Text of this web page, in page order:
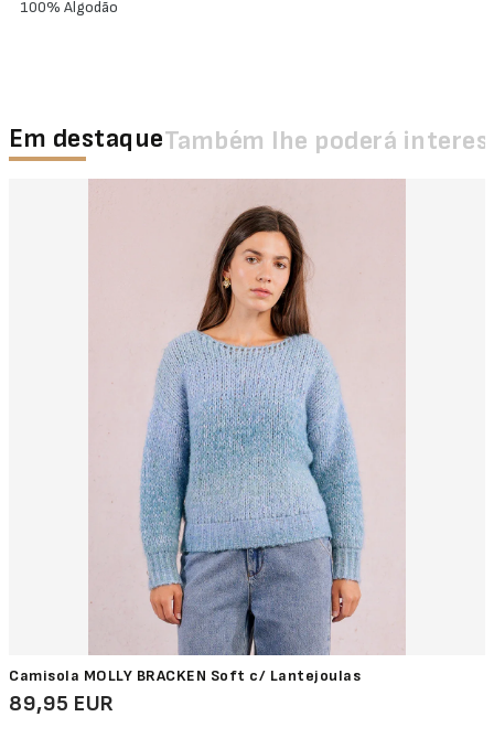
100% Algodão
Em destaqueTambém lhe poderá
Camisola MOLLY BRACKEN Soft c/ Lantejoulas
89,95 EUR